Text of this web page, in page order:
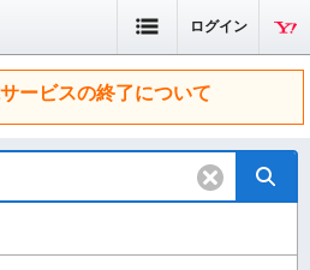
ログイン
ービスの終了について